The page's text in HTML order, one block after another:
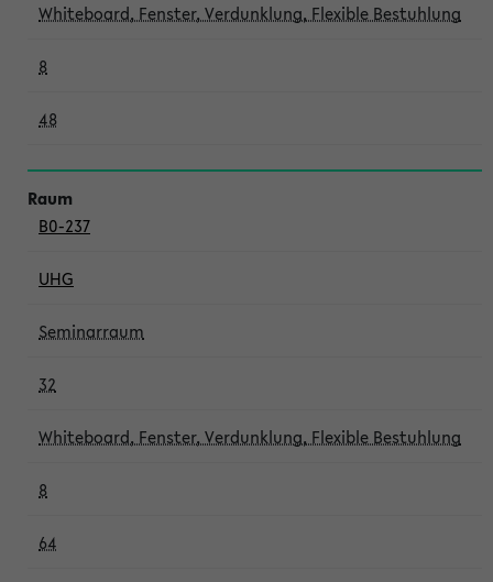
Whiteboard, Fenster, Verdunklung, Flexible Bestuhlung
8
48
B0-237
UHG
Seminarraum
32
Whiteboard, Fenster, Verdunklung, Flexible Bestuhlung
8
64